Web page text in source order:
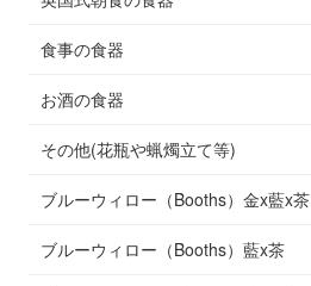
食事の食器
お酒の食器
その他(花瓶や蝋燭立て等)
ブルーウィロー（Booths）金x藍x茶
ブルーウィロー（Booths）藍x茶